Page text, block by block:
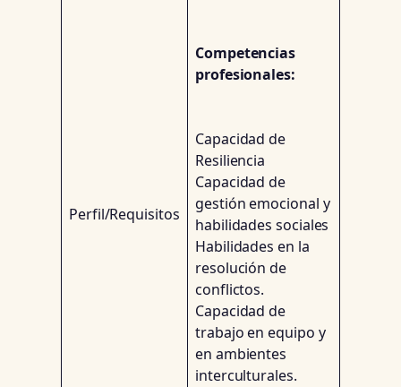
Perfil/Requisitos
Competencias
profesionales:
Capacidad de
Resiliencia
Capacidad de
gestión emocional y
habilidades sociales
Habilidades en la
resolución de
conflictos.
Capacidad de
trabajo en equipo y
en ambientes
interculturales.